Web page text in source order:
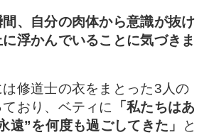
、自分の肉体から意識が抜け
浮かんでいることに気づきま
修道士の衣をまとった3人の
おり、ベティに
「私たちはあ
遠”を何度も過ごしてきた」
と